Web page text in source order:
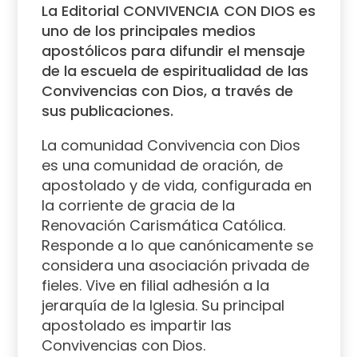
La Editorial CONVIVENCIA CON DIOS es
uno de los principales medios
apostólicos para difundir el mensaje
de la escuela de espiritualidad de las
Convivencias con Dios, a través de
sus publicaciones.
La comunidad Convivencia con Dios
es una comunidad de oración, de
apostolado y de vida, configurada en
la corriente de gracia de la
Renovación Carismática Católica.
Responde a lo que canónicamente se
considera una asociación privada de
fieles. Vive en filial adhesión a la
jerarquía de la Iglesia. Su principal
apostolado es impartir las
Convivencias con Dios.